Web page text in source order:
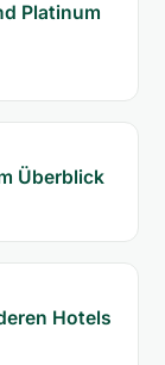
Platinum
Überblick
Hotels